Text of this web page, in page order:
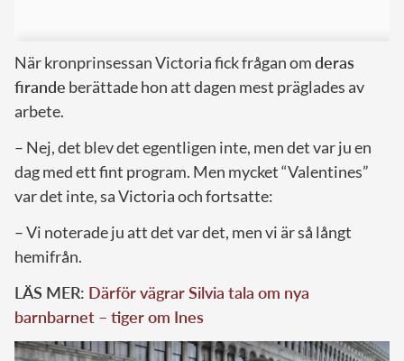
När kronprinsessan Victoria fick frågan omderas
firande berättade hon att dagen mest präglades av
arbete.
– Nej, det blev det egentligen inte, men det var ju en
dag med ett fint program. Men mycket “Valentines”
var det inte, sa Victoria och fortsatte:
– Vi noterade ju att det var det, men vi är så långt
hemifrån.
LÄS MER: Därför vägrar Silvia tala om nya
barnbarnet – tiger om Ines